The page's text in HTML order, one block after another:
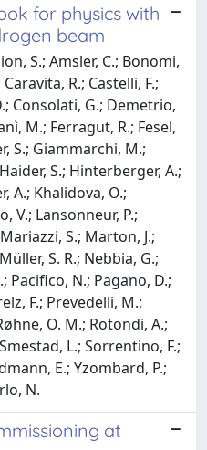
for physics with
beam
S.; Amsler, C.; Bonomi,
R.; Castelli, F.;
Consolati, G.; Demetrio,
M.; Ferragut, R.; Fesel,
S.; Giammarchi, M.;
S.; Hinterberger, A.;
A.; Khalidova, O.;
V.; Lansonneur, P.;
S.; Marton, J.;
S. R.; Nebbia, G.;
Pacifico, N.; Pagano, D.;
F.; Prevedelli, M.;
O. M.; Rotondi, A.;
L.; Sorrentino, F.;
E.; Yzombard, P.;
N.
at